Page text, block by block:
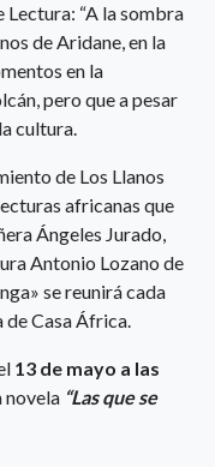
Lectura: “A la sombra
de Aridane, en la
en la
pero que a pesar
cultura.
de Los Llanos
africanas que
Ángeles Jurado,
Antonio Lozano de
se reunirá cada
de Casa África.
13 de mayo a las
novela “Las que se